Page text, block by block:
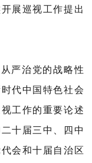
展巡视工作提出
严治党的战略性
代中国特色社会
工作的重要论述
十届三中、四中
会和十届自治区